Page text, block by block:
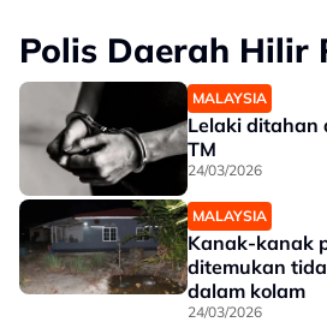
Polis Daerah Hilir
MALAYSIA
Lelaki ditahan
TM
24/03/2026
MALAYSIA
Kanak-kanak
ditemukan
dalam kolam
24/03/2026